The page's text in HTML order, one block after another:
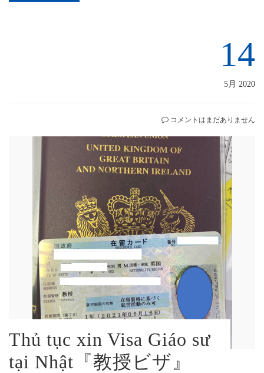
14
5月 2020
コメントはまだありません
Thủ tục xin Visa Giáo sư
tại Nhật『教授ビザ』